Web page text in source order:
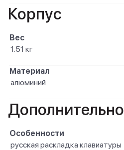
Корпус
Вес
1.51 кг
Материал
алюминий
Дополнительно
Особенности
русская раскладка клавиатуры